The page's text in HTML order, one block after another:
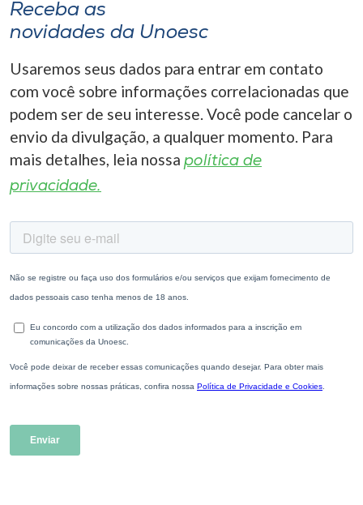
Receba as
novidades da Unoesc
Usaremos seus dados para entrar em contato
com você sobre informações correlacionadas que
podem ser de seu interesse. Você pode cancelar o
envio da divulgação, a qualquer momento. Para
mais detalhes, leia nossa política de
privacidade.